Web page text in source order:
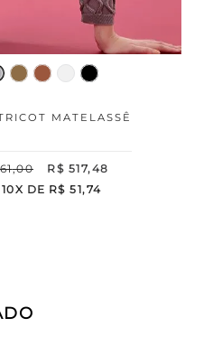
MATELASSÊ
,00 R$ 517,48
10X DE R$ 51,74